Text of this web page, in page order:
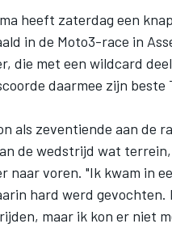
heeft zaterdag een
in de Moto3-race in
die met een wildcard
daarmee zijn
als zeventiende aan de
de wedstrijd wat
naar voren. "Ik kwam in
hard werd gevochten.
maar ik kon er niet